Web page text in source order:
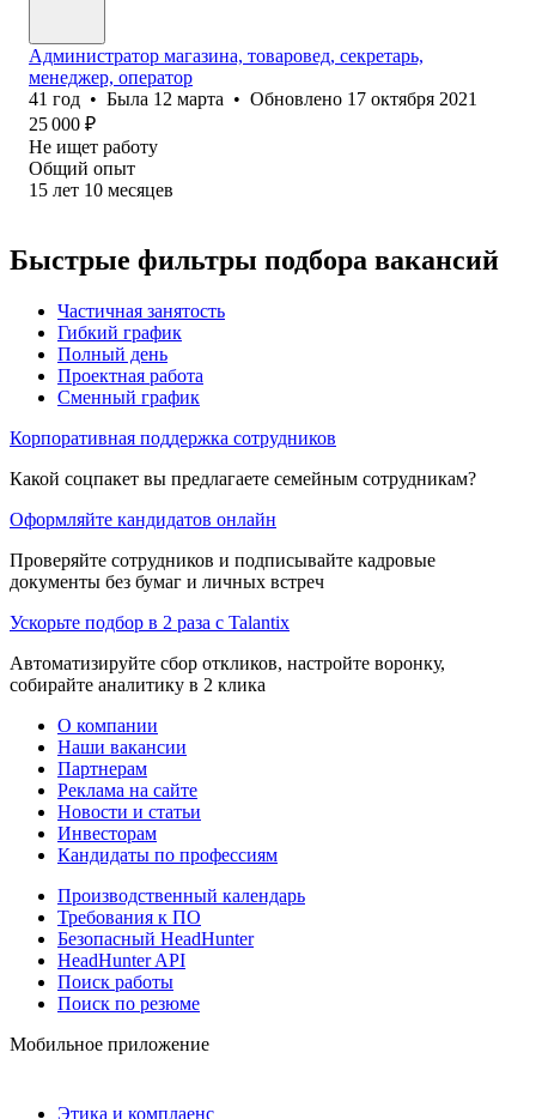
Администратор магазина, товаровед, секретарь,
менеджер, оператор
41 год • Была 12 марта • Обновлено 17 октября 2021
25 000 ₽
Не ищет работу
Общий опыт
15 лет 10 месяцев
Быстрые фильтры подбора вакансий
Частичная занятость
Гибкий график
Полный день
Проектная работа
Сменный график
Корпоративная поддержка сотрудников
Какой соцпакет вы предлагаете семейным сотрудникам?
Оформляйте кандидатов онлайн
Проверяйте сотрудников и подписывайте кадровые
документы без бумаг и личных встреч
Ускорьте подбор в 2 раза с Talantix
Автоматизируйте сбор откликов, настройте воронку,
собирайте аналитику в 2 клика
О компании
Наши вакансии
Партнерам
Реклама на сайте
Новости и статьи
Инвесторам
Кандидаты по профессиям
Производственный календарь
Требования к ПО
Безопасный HeadHunter
HeadHunter API
Поиск работы
Поиск по резюме
Мобильное приложение
Этика и комплаенс